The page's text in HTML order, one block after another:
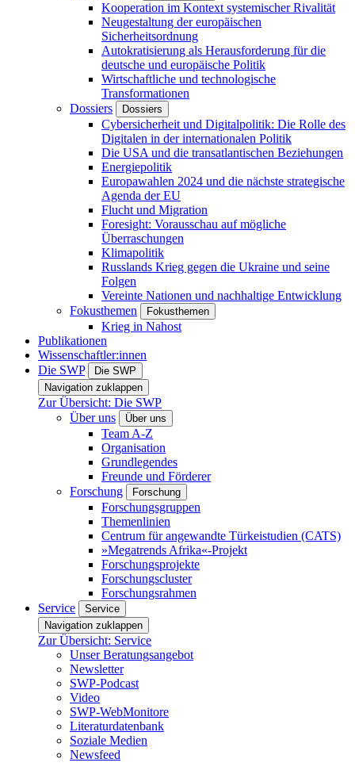
Kooperation im Kontext systemischer Rivalität
Neugestaltung der europäischen
Sicherheitsordnung
Autokratisierung als Herausforderung für die
deutsche und europäische Politik
Wirtschaftliche und technologische
Transformationen
Dossiers
Dossiers
Cybersicherheit und Digitalpolitik: Die Rolle des
Digitalen in der internationalen Politik
Die USA und die transatlantischen Beziehungen
Energiepolitik
Europawahlen 2024 und die nächste strategische
Agenda der EU
Flucht und Migration
Foresight: Vorausschau auf mögliche
Überraschungen
Klimapolitik
Russlands Krieg gegen die Ukraine und seine
Folgen
Vereinte Nationen und nachhaltige Entwicklung
Fokusthemen
Fokusthemen
Krieg in Nahost
Publikationen
Wissenschaftler:innen
Die SWP
Die SWP
Navigation zuklappen
Zur Übersicht: Die SWP
Über uns
Über uns
Team A-Z
Organisation
Grundlegendes
Freunde und Förderer
Forschung
Forschung
Forschungsgruppen
Themenlinien
Centrum für angewandte Türkeistudien (CATS)
»Megatrends Afrika«-Projekt
Forschungsprojekte
Forschungscluster
Forschungsrahmen
Service
Service
Navigation zuklappen
Zur Übersicht: Service
Unser Beratungsangebot
Newsletter
SWP-Podcast
Video
SWP-WebMonitore
Literaturdatenbank
Soziale Medien
Newsfeed